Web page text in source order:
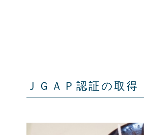
ＪＧＡＰ認証の取得